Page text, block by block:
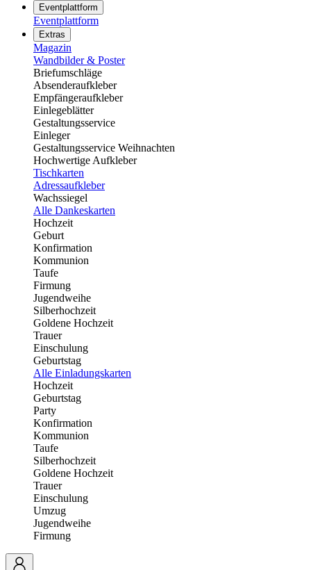
Eventplattform
Eventplattform
Extras
Magazin
Wandbilder & Poster
Briefumschläge
Absenderaufkleber
Empfängeraufkleber
Einlegeblätter
Gestaltungsservice
Einleger
Gestaltungsservice Weihnachten
Hochwertige Aufkleber
Tischkarten
Adressaufkleber
Wachssiegel
Alle Dankeskarten
Hochzeit
Geburt
Konfirmation
Kommunion
Taufe
Firmung
Jugendweihe
Silberhochzeit
Goldene Hochzeit
Trauer
Einschulung
Geburtstag
Alle Einladungskarten
Hochzeit
Geburtstag
Party
Konfirmation
Kommunion
Taufe
Silberhochzeit
Goldene Hochzeit
Trauer
Einschulung
Umzug
Jugendweihe
Firmung